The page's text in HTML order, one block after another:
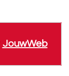
JouwWeb